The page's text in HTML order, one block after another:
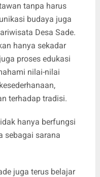
tanpa harus
budaya juga
Desa Sade.
hanya sekadar
proses edukasi
nilai-nilai
terhadap tradisi.
hanya berfungsi
sebagai sarana
juga terus belajar